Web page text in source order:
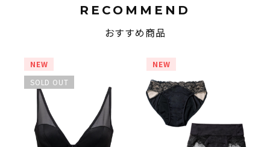
RECOMMEND
おすすめ商品
NEW
SOLD OUT
NEW